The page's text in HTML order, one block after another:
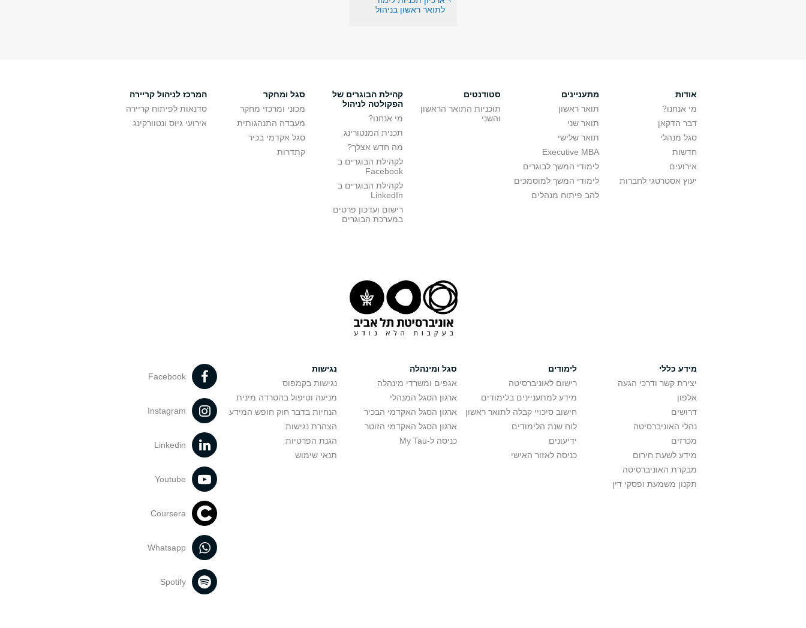
לתואר ראשון בניהול
אודות
מי אנחנו?
דבר הדקאן
סגל מנהלי
חדשות
אירועים
יעוץ אסטרטגי לחברות
מתעניינים
תואר ראשון
תואר שני
תואר שלישי
Executive MBA
לימודי המשך לבוגרים
לימודי המשך למוסמכים
להב פיתוח מנהלים
סטודנטים
תוכניות התואר הראשון
והשני
קהילת הבוגרים של
הפקולטה לניהול
מי אנחנו?
תכנית המנטורינג
מה חדש אצלך?
לקהילת הבוגרים ב
Facebook
לקהילת הבוגרים ב
LinkedIn
רישום ועדכון פרטים
במערכת הבוגרים
סגל ומחקר
מכוני ומרכזי מחקר
מעבדה התנהגותית
סגל אקדמי בכיר
קתדרות
המרכז לניהול קריירה
סדנאות לפיתוח קריירה
אירועי גיוס ונטוורקינג
מידע כללי
יצירת קשר ודרכי הגעה
אלפון
דרושים
נהלי האוניברסיטה
מכרזים
מידע לשעת חירום
מבקרת האוניברסיטה
תקנון משמעת ופסקי דין
לימודים
רישום לאוניברסיטה
מידע למתעניינים בלימודים
חישוב סיכויי קבלה לתואר ראשון
לוח שנת הלימודים
ידיעונים
כניסה לאזור האישי
סגל ומינהלה
אגפים ומשרדי מינהלה
ארגון הסגל המנהלי
ארגון הסגל האקדמי הבכיר
ארגון הסגל האקדמי הזוטר
כניסה ל-My Tau
נגישות
נגישות בקמפוס
מניעה וטיפול בהטרדה מינית
הנחיות בדבר חוק חופש המידע
הצהרת נגישות
הגנת הפרטיות
תנאי שימוש
Facebook
Instagram
Linkedin
Youtube
Coursera
Whatsapp
Spotify